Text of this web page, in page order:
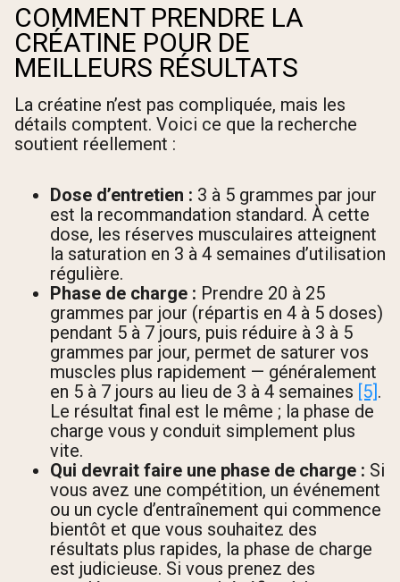
COMMENT PRENDRE LA
CRÉATINE POUR DE
MEILLEURS RÉSULTATS
La créatine n’est pas compliquée, mais les
détails comptent. Voici ce que la recherche
soutient réellement :
Dose d’entretien : 3 à 5 grammes par jour
est la recommandation standard. À cette
dose, les réserves musculaires atteignent
la saturation en 3 à 4 semaines d’utilisation
régulière.
Phase de charge : Prendre 20 à 25
grammes par jour (répartis en 4 à 5 doses)
pendant 5 à 7 jours, puis réduire à 3 à 5
grammes par jour, permet de saturer vos
muscles plus rapidement — généralement
en 5 à 7 jours au lieu de 3 à 4 semaines [5].
Le résultat final est le même ; la phase de
charge vous y conduit simplement plus
vite.
Qui devrait faire une phase de charge : Si
vous avez une compétition, un événement
ou un cycle d’entraînement qui commence
bientôt et que vous souhaitez des
résultats plus rapides, la phase de charge
est judicieuse. Si vous prenez des